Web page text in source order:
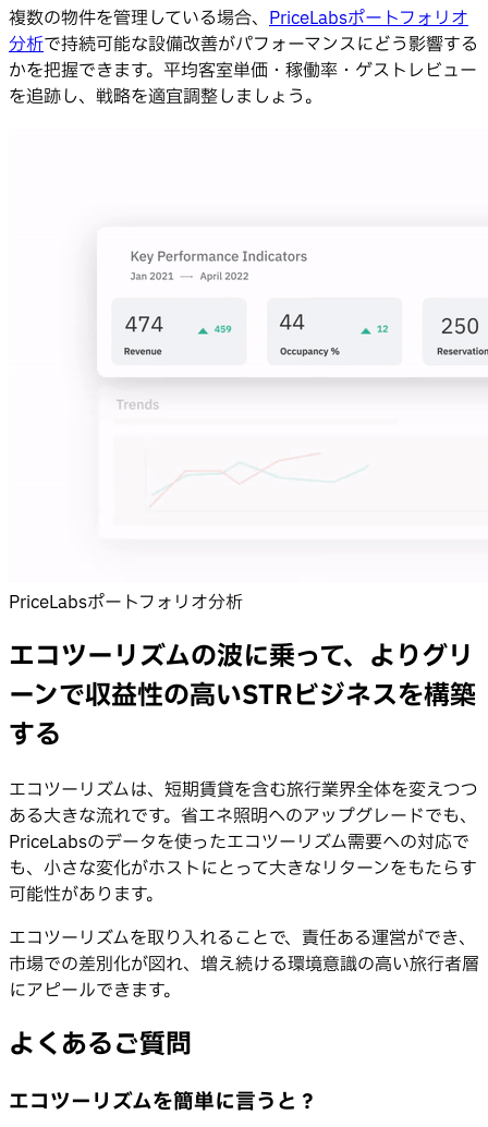
複数の物件を管理している場合、 PriceLabsポートフォリオ
分析で持続可能な設備改善がパフォーマンスにどう影響する
かを把握できます。平均客室単価・稼働率・ゲストレビュー
を追跡し、戦略を適宜調整しましょう。
PriceLabsポートフォリオ分析
エコツーリズムの波に乗って、よりグリ
ーンで収益性の高いSTRビジネスを構築
する
エコツーリズムは、短期賃貸を含む旅行業界全体を変えつつ
ある大きな流れです。省エネ照明へのアップグレードでも、
PriceLabsのデータを使ったエコツーリズム需要への対応で
も、小さな変化がホストにとって大きなリターンをもたらす
可能性があります。
エコツーリズムを取り入れることで、責任ある運営ができ、
市場での差別化が図れ、増え続ける環境意識の高い旅行者層
にアピールできます。
よくあるご質問
エコツーリズムを簡単に言うと？